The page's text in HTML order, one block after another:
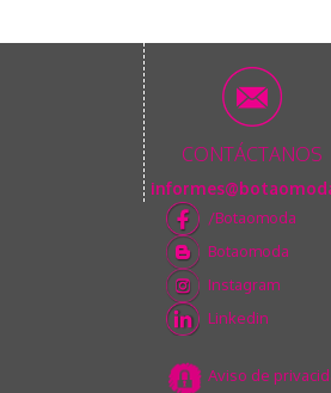
CONTÁCTANOS
/Botaomoda
Botaomoda
Instagram
Linkedin
Aviso de